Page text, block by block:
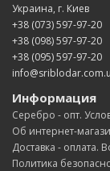
Украина, г. Киев
+38 (073) 597-97-20
+38 (098) 597-97-20
+38 (095) 597-97-20
Информация
Серебро - опт.
Об интернет-
Доставка - оплата.
Политика